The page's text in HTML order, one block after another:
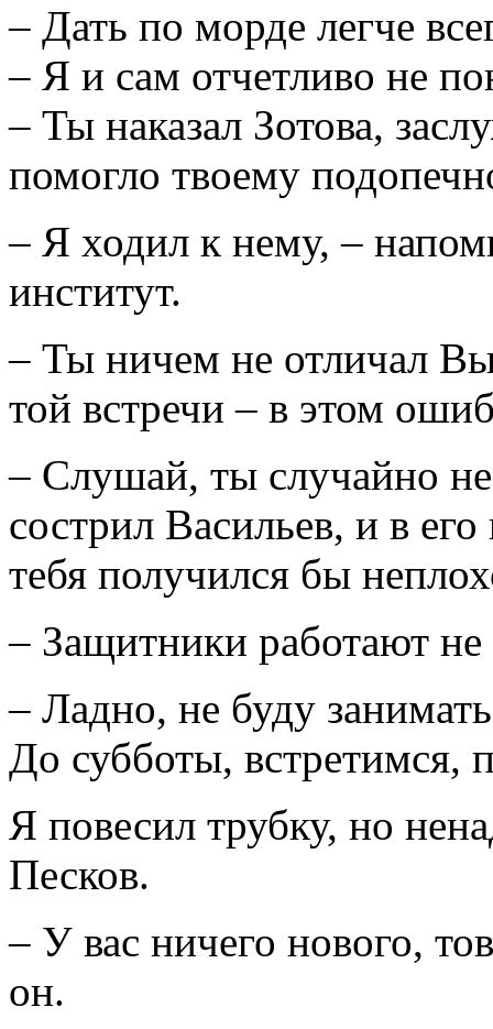
– Дать по морде легче
– Я и сам отчетливо не
– Ты наказал Зотова,
помогло твоему
– Я ходил к нему, –
институт.
– Ты ничем не отличал
той встречи – в этом
– Слушай, ты случайно не
сострил Васильев, и в
тебя получился бы
– Защитники работают не
– Ладно, не буду
До субботы, встретимся,
Я повесил трубку, но
Песков.
– У вас ничего нового,
он.